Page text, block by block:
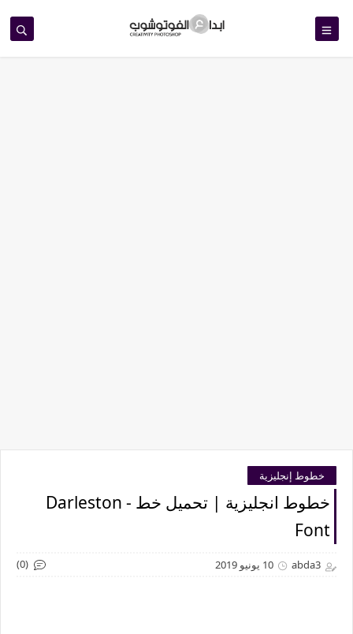
خطوط إنجليزية
خطوط انجليزية | تحميل خط - Darleston
Font
abda3 10 يونيو 2019 (0)